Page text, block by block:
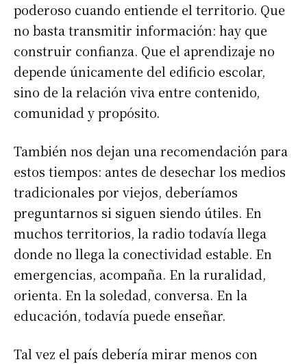
poderoso cuando entiende el territorio. Que
no basta transmitir información: hay que
construir confianza. Que el aprendizaje no
depende únicamente del edificio escolar,
sino de la relación viva entre contenido,
comunidad y propósito.
También nos dejan una recomendación para
estos tiempos: antes de desechar los medios
tradicionales por viejos, deberíamos
preguntarnos si siguen siendo útiles. En
muchos territorios, la radio todavía llega
donde no llega la conectividad estable. En
emergencias, acompaña. En la ruralidad,
orienta. En la soledad, conversa. En la
educación, todavía puede enseñar.
Tal vez el país debería mirar menos con